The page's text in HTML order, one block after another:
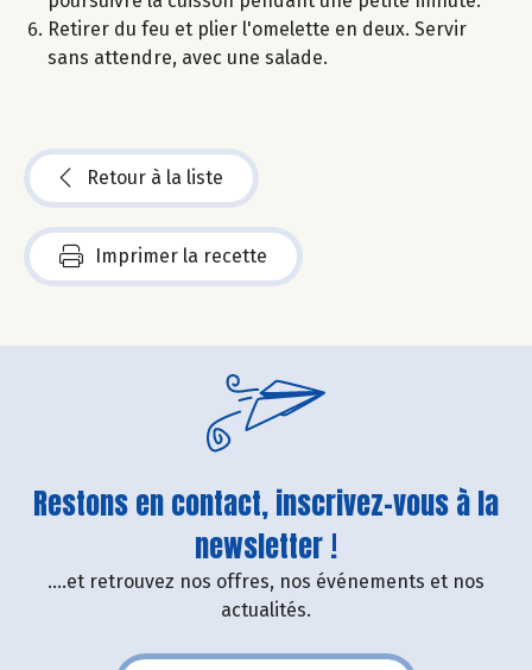
Retirer du feu et plier l'omelette en deux. Servir
sans attendre, avec une salade.
Retour à la liste
Imprimer la recette
Restons en contact, inscrivez-vous à la
newsletter !
....et retrouvez nos offres, nos événements et nos
actualités.